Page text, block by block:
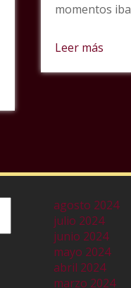
momentos iba
Leer más
agosto 2024
julio 2024
junio 2024
mayo 2024
abril 2024
marzo 2024